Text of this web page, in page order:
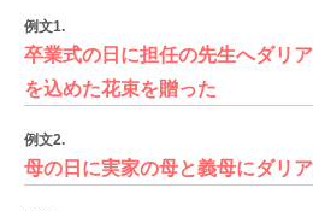
例文1.
卒業式の日に担任の先生へダリ
を込めた花束を贈った
例文2.
母の日に実家の母と義母にダリ